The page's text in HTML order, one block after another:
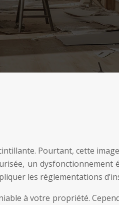
Pourtant, cette
un
les réglementations
à votre propriété.